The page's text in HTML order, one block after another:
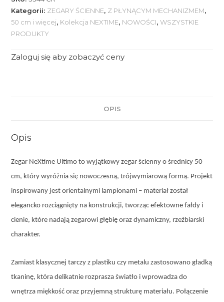
Kategorii: ZEGARY ŚCIENNE, Z PŁYNĄCYM MECHANIZMEM,
50 cm i więcej, Kolekcja NEXTIME, NOWOŚCI,WSZYSTKIE
PRODUKTY
Zaloguj się aby zobaczyć ceny
OPIS
Opis
Zegar NeXtime Ultimo to wyjątkowy zegar ścienny o średnicy 50
cm, który wyróżnia się nowoczesną, trójwymiarową formą. Projekt
inspirowany jest orientalnymi lampionami – materiał został
elegancko rozciągnięty na konstrukcji, tworząc efektowne fałdy i
cienie, które nadają zegarowi głębię oraz dynamiczny, rzeźbiarski
charakter.
Zamiast klasycznej tarczy z plastiku czy metalu zastosowano gładką
tkaninę, która delikatnie rozprasza światło i wprowadza do
wnętrza miękkość oraz przyjemną strukturę materiału. Połączenie